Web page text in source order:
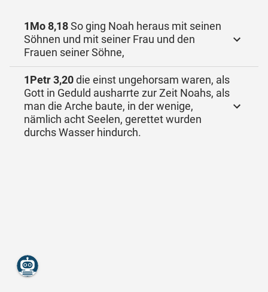
1Mo 8,18So ging Noah heraus mit seinen
Söhnen und mit seiner Frau und den
Frauen seiner Söhne,
1Petr 3,20die einst ungehorsam waren, als
Gott in Geduld ausharrte zur Zeit Noahs, als
man die Arche baute, in der wenige,
nämlich acht Seelen, gerettet wurden
durchs Wasser hindurch.